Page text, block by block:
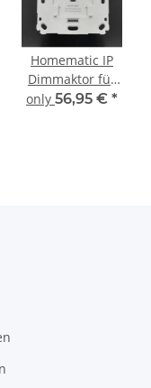
Homematic IP
Dimmaktor für
Markenschalter
only 56,95 € *